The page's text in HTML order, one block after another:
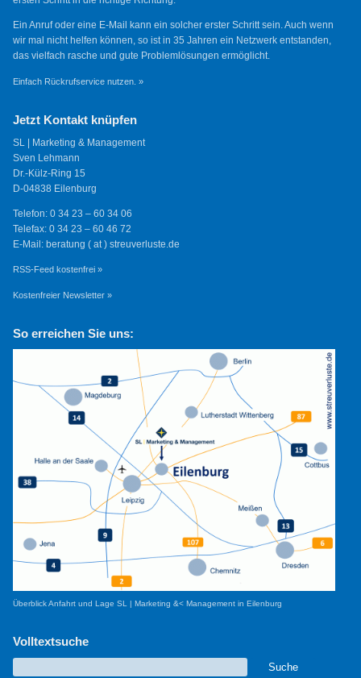
Ein Anruf oder eine E-Mail kann ein solcher erster Schritt sein. Auch wenn
wir mal nicht helfen können, so ist in 35 Jahren ein Netzwerk entstanden,
das vielfach rasche und gute Problemlösungen ermöglicht.
Einfach Rückrufservice nutzen. »
Jetzt Kontakt knüpfen
SL | Marketing & Management
Sven Lehmann
Dr.-Külz-Ring 15
D-04838 Eilenburg
Telefon: 0 34 23 – 60 34 06
Telefax: 0 34 23 – 60 46 72
E-Mail: beratung ( at ) streuverluste.de
RSS-Feed kostenfrei »
Kostenfreier Newsletter »
So erreichen Sie uns:
Überblick Anfahrt und Lage SL | Marketing &< Management in Eilenburg
Volltextsuche